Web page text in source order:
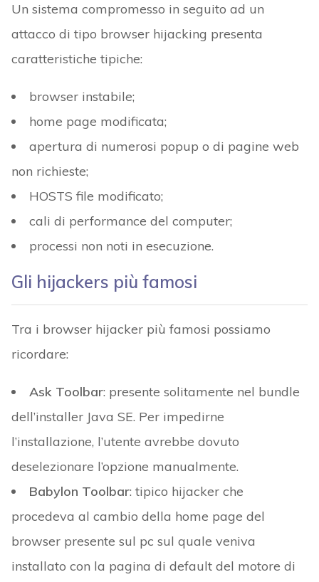
Un sistema compromesso in seguito ad un
attacco di tipo browser hijacking presenta
caratteristiche tipiche:
browser instabile;
home page modificata;
apertura di numerosi popup o di pagine web
non richieste;
HOSTS file modificato;
cali di performance del computer;
processi non noti in esecuzione.
Gli hijackers più famosi
Tra i browser hijacker più famosi possiamo
ricordare:
Ask Toolbar: presente solitamente nel bundle
dell’installer Java SE. Per impedirne
l’installazione, l’utente avrebbe dovuto
deselezionare l’opzione manualmente.
Babylon Toolbar: tipico hijacker che
procedeva al cambio della home page del
browser presente sul pc sul quale veniva
installato con la pagina di default del motore di